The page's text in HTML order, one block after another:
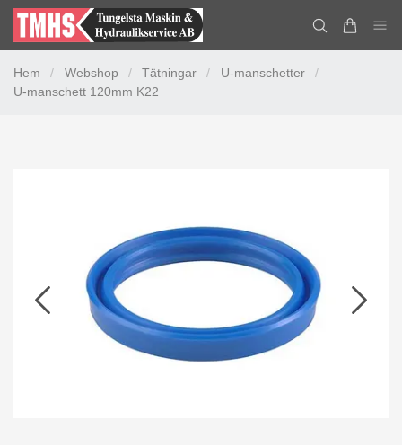
Hem / Webshop / Tätningar / U-manschetter
/
U-manschett 120mm K22